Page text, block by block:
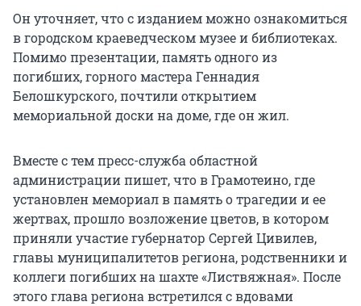
Он уточняет, что с изданием можно ознакомиться
в городском краеведческом музее и библиотеках.
Помимо презентации, память одного из
погибших, горного мастера Геннадия
Белошкурского, почтили открытием
мемориальной доски на доме, где он жил.
Вместе с тем пресс-служба областной
администрации пишет, что в Грамотеино, где
установлен мемориал в память о трагедии и ее
жертвах, прошло возложение цветов, в котором
приняли участие губернатор Сергей Цивилев,
главы муниципалитетов региона, родственники и
коллеги погибших на шахте «Листвяжная». После
этого глава региона встретился с вдовами